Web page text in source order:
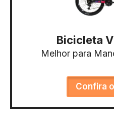
Bicicleta
Melhor para
Confira